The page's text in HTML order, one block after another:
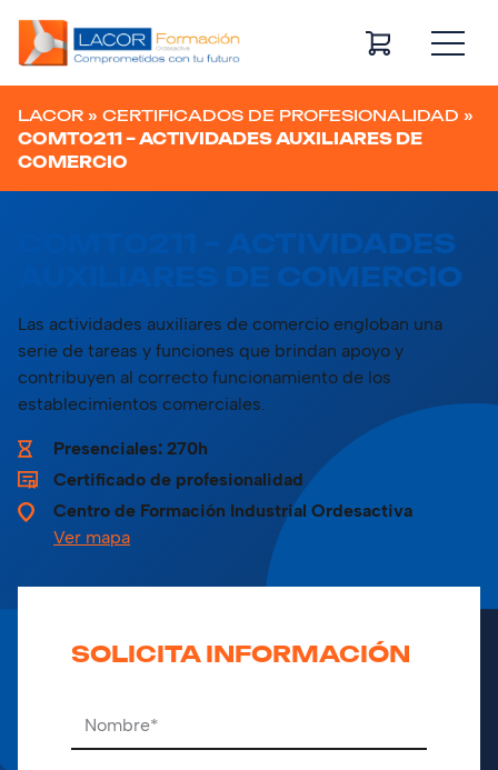
Navegación principal
LACOR » CERTIFICADOS DE PROFESIONALIDAD »
COMT0211 – ACTIVIDADES AUXILIARES DE
COMERCIO
COMT0211 – ACTIVIDADES
AUXILIARES DE COMERCIO
Las actividades auxiliares de comercio engloban una
serie de tareas y funciones que brindan apoyo y
contribuyen al correcto funcionamiento de los
establecimientos comerciales.
Presenciales: 270h
Certificado de profesionalidad
Centro de Formación Industrial Ordesactiva
Ver mapa
SOLICITA INFORMACIÓN
Por favor, deja este campo vacío.